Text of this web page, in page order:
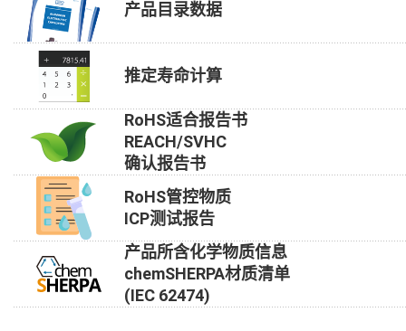
产品目录数据
推定寿命计算
RoHS适合报告书
REACH/SVHC
确认报告书
RoHS管控物质
ICP测试报告
产品所含化学物质信息
chemSHERPA材质清单
(IEC 62474)